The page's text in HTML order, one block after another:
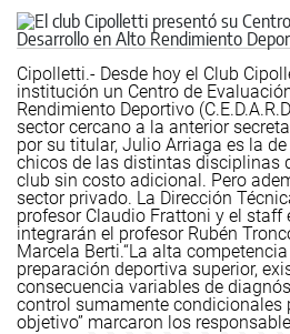
Cipolletti.- Desde hoy el Club
institución un Centro de
Rendimiento Deportivo
sector cercano a la anterior
por su titular, Julio Arriaga es la
chicos de las distintas disciplinas
club sin costo adicional. Pero
sector privado. La Dirección
profesor Claudio Frattoni y el staff
integrarán el profesor Rubén
Marcela Berti.“La alta
preparación deportiva superior,
consecuencia variables de
control sumamente condicionales
objetivo” marcaron los